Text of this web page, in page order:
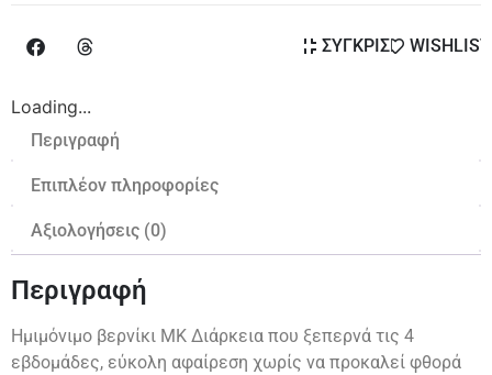
ΣΥΓΚΡΙΣΗ WISHLIST
Loading...
Περιγραφή
Επιπλέον πληροφορίες
Αξιολογήσεις (0)
Περιγραφή
Ημιμόνιμο βερνίκι ΜΚ Διάρκεια που ξεπερνά τις 4
εβδομάδες, εύκολη αφαίρεση χωρίς να προκαλεί φθορά